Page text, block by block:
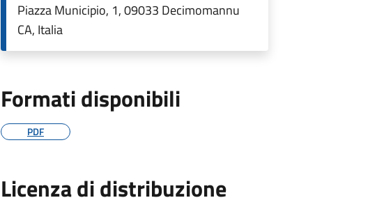
Piazza Municipio, 1, 09033 Decimomannu
CA, Italia
Formati disponibili
PDF
Licenza di distribuzione